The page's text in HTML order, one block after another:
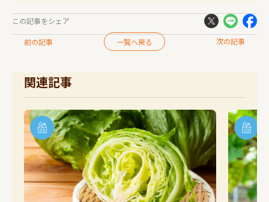
この記事をシェア
前の記事 一覧へ戻る 次の記事
関連記事